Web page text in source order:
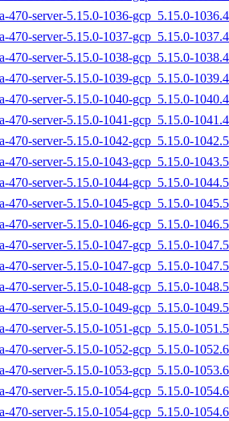
470-server-5.15.0-1036-gcp_5.15.0-
470-server-5.15.0-1037-gcp_5.15.0-
470-server-5.15.0-1038-gcp_5.15.0-
470-server-5.15.0-1039-gcp_5.15.0-
470-server-5.15.0-1040-gcp_5.15.0-
470-server-5.15.0-1041-gcp_5.15.0-
470-server-5.15.0-1042-gcp_5.15.0-
470-server-5.15.0-1043-gcp_5.15.0-
470-server-5.15.0-1044-gcp_5.15.0-
470-server-5.15.0-1045-gcp_5.15.0-
470-server-5.15.0-1046-gcp_5.15.0-
470-server-5.15.0-1047-gcp_5.15.0-
470-server-5.15.0-1047-gcp_5.15.0-
470-server-5.15.0-1048-gcp_5.15.0-
470-server-5.15.0-1049-gcp_5.15.0-
470-server-5.15.0-1051-gcp_5.15.0-
470-server-5.15.0-1052-gcp_5.15.0-
470-server-5.15.0-1053-gcp_5.15.0-
470-server-5.15.0-1054-gcp_5.15.0-
470-server-5.15.0-1054-gcp_5.15.0-